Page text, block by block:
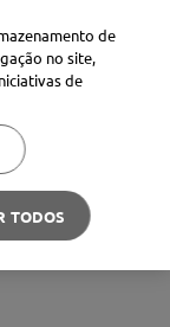
de
no site,
de
TODOS